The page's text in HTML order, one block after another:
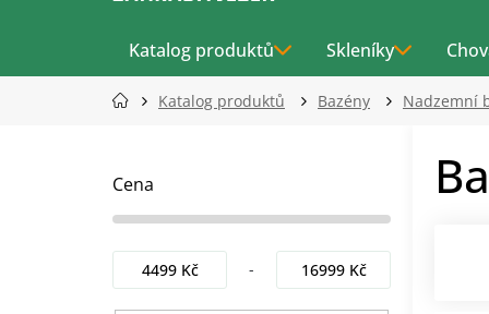
Katalog produktů Skleníky
Katalog produktů Bazény Nadzemní
Cena
4499Kč 16999Kč